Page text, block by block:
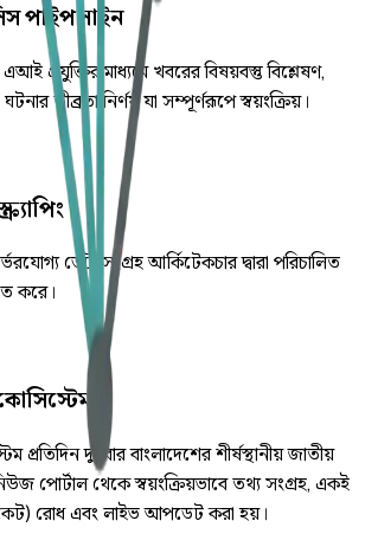
পাইপলাইন
প্রযুক্তির মাধ্যমে খবরের বিষয়বস্তু বিশ্লেষণ,
তীব্রতা নির্ণয় যা সম্পূর্ণরূপে স্বয়ংক্রিয়।
ডেটা সংগ্রহ আর্কিটেকচার দ্বারা পরিচালিত
করে।
প্রতিদিন দুইবার বাংলাদেশের শীর্ষস্থানীয় জাতীয়
পোর্টাল থেকে স্বয়ংক্রিয়ভাবে তথ্য সংগ্রহ, একই
রোধ এবং লাইভ আপডেট করা হয়।